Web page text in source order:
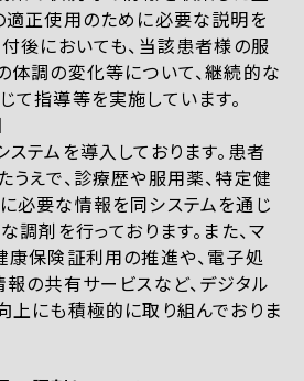
適正使用のために必要な説明を
後においても、当該患者様の服
体調の変化等について、継続的な
て指導等を実施しています。
テムを導入しております。患者
えで、診療歴や服用薬、特定健
必要な情報を同システムを通じ
調剤を行っております。また、マ
康保険証利用の推進や、電子処
の共有サービスなど、デジタル
上にも積極的に取り組んでおりま